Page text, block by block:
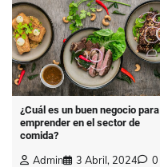
¿Cuál es un buen negocio para
emprender en el sector de
comida?
Admin 3 Abril, 2024 0